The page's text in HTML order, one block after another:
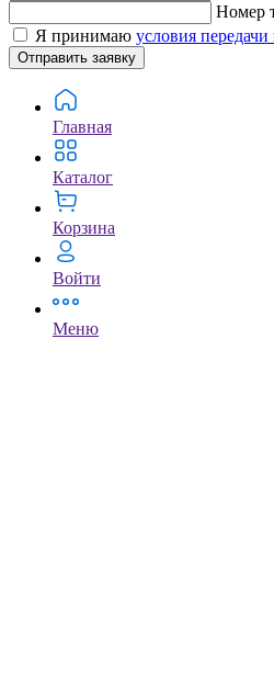
Номер
Я принимаю условия
Отправить заявку
Главная
Каталог
Корзина
Войти
Меню